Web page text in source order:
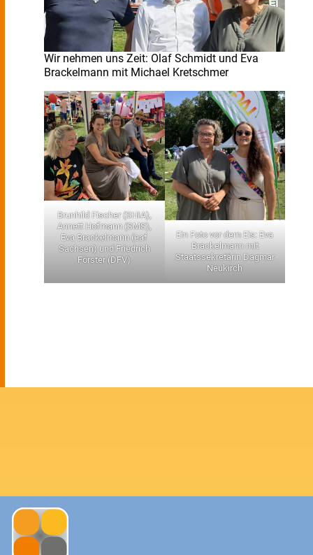
Wir nehmen uns Zeit: Olaf Schmidt und Eva
Brackelmann mit Michael Kretschmer
Brunhild Fischer (SHIA),
Annett Hofmann (SMS),
Eva Brackelmann (eaf
Sachsen) und Friedrich
Förster (DFV)
Ein Foto vor dem Eis: Eva
Brackelmann mit
Staatssekretärin Dagmar
Neukirch